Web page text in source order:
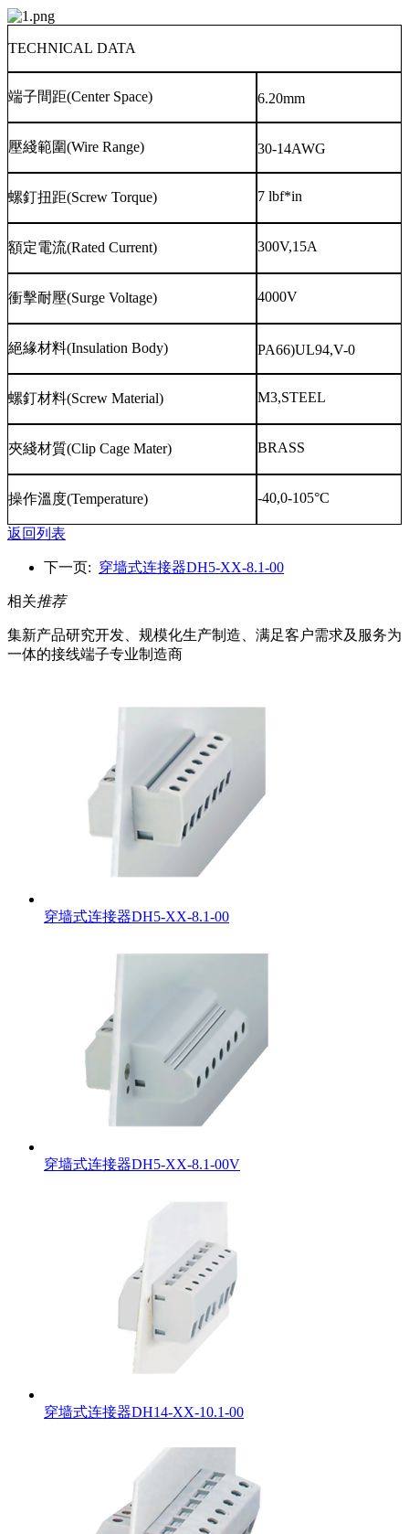
TECHNICAL DATA
端子間距(Center Space) 6.20mm
壓綫範圍(Wire Range) 30-14AWG
螺釘扭距(Screw Torque) 7 lbf*in
額定電流(Rated Current) 300V,15A
衝擊耐壓(Surge Voltage) 4000V
絕緣材料(Insulation Body) PA66)UL94,V-0
螺釘材料(Screw Material) M3,STEEL
夾綫材質(Clip Cage Mater) BRASS
操作溫度(Temperature) -40,0-105°C
返回列表
下一页: 穿墙式连接器DH5-XX-8.1-00
相关推荐
集新产品研究开发、规模化生产制造、满足客户需求及服务为
一体的接线端子专业制造商
穿墙式连接器DH5-XX-8.1-00
穿墙式连接器DH5-XX-8.1-00V
穿墙式连接器DH14-XX-10.1-00